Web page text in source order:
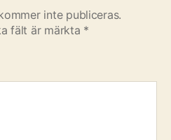
inte publiceras.
fält är märkta *